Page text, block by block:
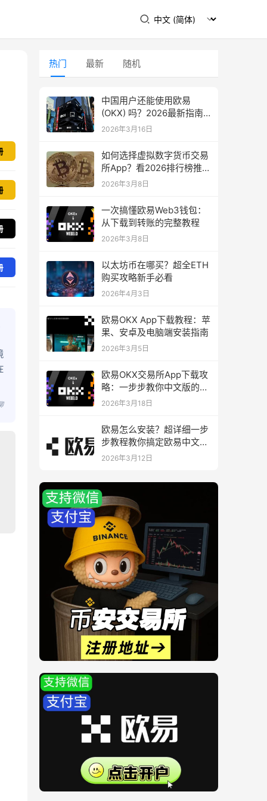
热门 最新 随机
中国用户还能使用欧易
(OKX) 吗？2026最新指南
教你如何下载
2026年3月16日
如何选择虚拟数字货币交易
所App？看2026排行榜推
荐！
2026年3月8日
一次搞懂欧易Web3钱包：
从下载到转账的完整教程
2026年3月8日
以太坊币在哪买？超全ETH
购买攻略新手必看
2026年4月3日
欧易OKX App下载教程：苹
果、安卓及电脑端安装指南
2026年3月5日
欧易OKX交易所App下载攻
略：一步步教你中文版的下
载与安装
2026年3月18日
欧易怎么安装？超详细一步
步教程教你搞定欧易中文版
下载与安装
2026年3月12日